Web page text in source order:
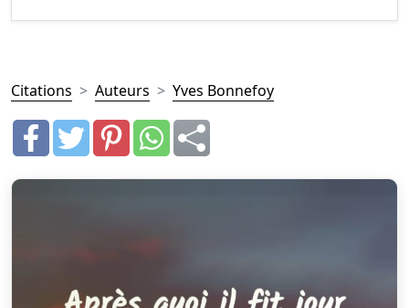
Citations Auteurs Yves Bonnefoy